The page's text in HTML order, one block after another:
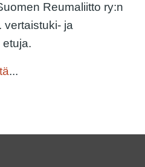
Reumaliitto ry:n
vertaistuki- ja
...